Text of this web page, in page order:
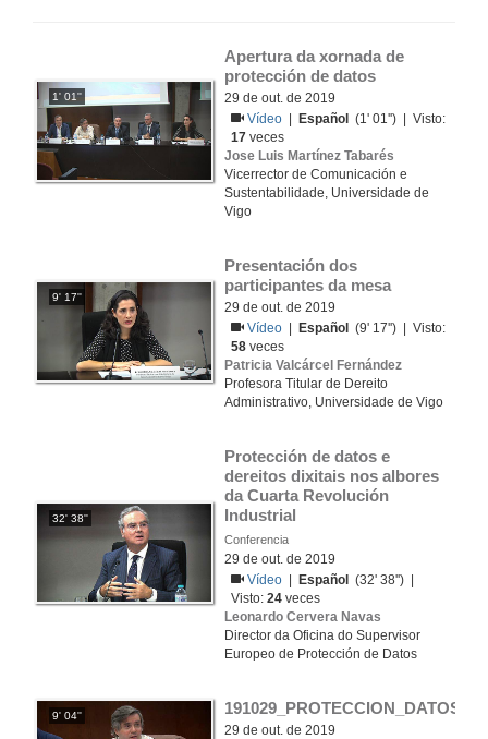
1' 01''
Apertura da xornada de
protección de datos
29 de out. de 2019
Vídeo
Español
(1' 01'') | Visto:
17 veces
Jose Luis Martínez Tabarés
Vicerrector de Comunicación e
Sustentabilidade, Universidade de
Vigo
9' 17''
Presentación dos
participantes da mesa
29 de out. de 2019
Vídeo
Español
(9' 17'') | Visto:
58 veces
Patricia Valcárcel Fernández
Profesora Titular de Dereito
Administrativo, Universidade de Vigo
32' 38''
Protección de datos e
dereitos dixitais nos albores
da Cuarta Revolución
Industrial
Conferencia
29 de out. de 2019
Vídeo
Español
(32' 38'') |
Visto:24 veces
Leonardo Cervera Navas
Director da Oficina do Supervisor
Europeo de Protección de Datos
9' 04''
29 de out. de 2019